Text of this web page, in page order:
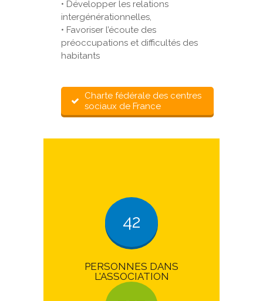
• Développer les relations
intergénérationnelles,
• Favoriser l’écoute des
préoccupations et difficultés des
habitants
Charte fédérale des centres
sociaux de France
42
PERSONNES DANS
L'ASSOCIATION